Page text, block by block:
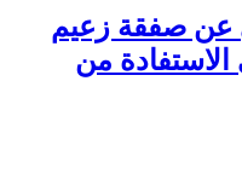
عن صفقة زعيم
الاستفادة من